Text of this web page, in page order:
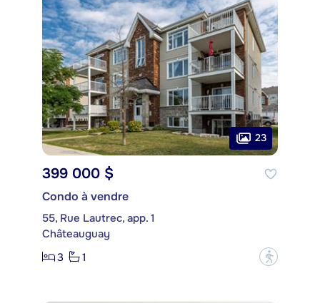
23
399 000 $
Condo à vendre
55, Rue Lautrec, app. 1
Châteauguay
3
1 ?